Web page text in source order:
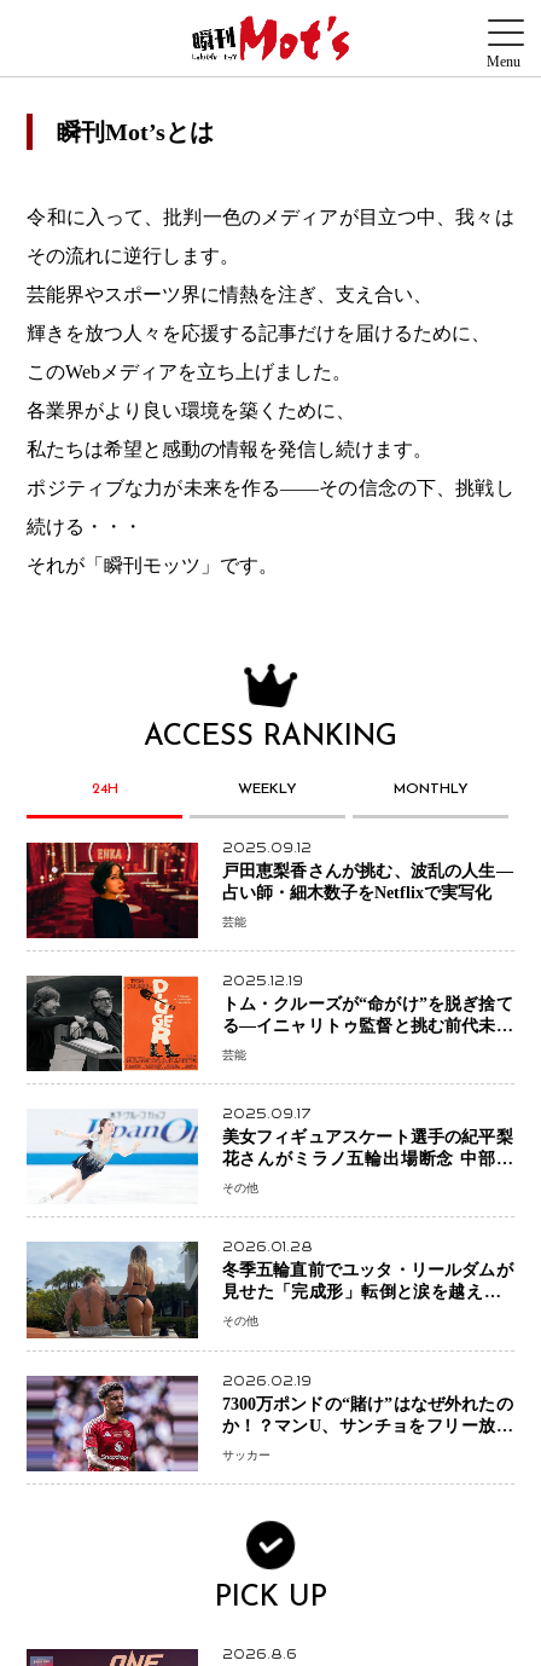
瞬刊Mot’sとは
令和に入って、批判一色のメディアが目立つ中、我々は
その流れに逆行します。
芸能界やスポーツ界に情熱を注ぎ、支え合い、
輝きを放つ人々を応援する記事だけを届けるために、
このWebメディアを立ち上げました。
各業界がより良い環境を築くために、
私たちは希望と感動の情報を発信し続けます。
ポジティブな力が未来を作る――その信念の下、挑戦し
続ける・・・
それが「瞬刊モッツ」です。
ACCESS RANKING
24H WEEKLY MONTHLY
2025.09.12
戸田恵梨香さんが挑む、波乱の人生―
占い師・細木数子をNetflixで実写化
芸能
2025.12.19
トム・クルーズが“命がけ”を脱ぎ捨て
る―イニャリトゥ監督と挑む前代未聞
の大惨事コメディ「DIGGER ディガ
芸能
2025.09.17
美女フィギュアスケート選手の紀平梨
花さんがミラノ五輪出場断念 中部選
手権欠場を発表「安全最優先の判断」
その他
2026.01.28
冬季五輪直前でユッタ・リールダムが
見せた「完成形」転倒と涙を越えて─
ミラノで金を狙うオランダ女王の現在
その他
2026.02.19
7300万ポンドの“賭け”はなぜ外れたの
か！？マンU、サンチョをフリー放出
へ・・・補強戦略の転換点に
サッカー
PICK UP
2026.8.6